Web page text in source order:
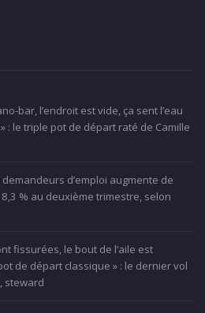
bar, l’endroit est vide, ça sent l’eau
: le triple pot de départ raté de Camille
d’emploi augmente de
% au deuxième trimestre, selon
fissurées, le bout de l’aile est
de départ classique » : le dernier vol
steward